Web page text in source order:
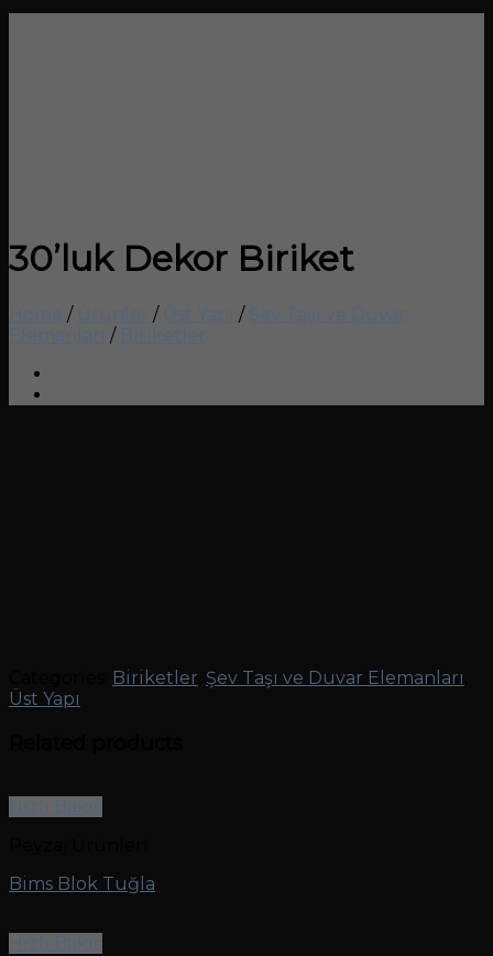
30’luk Dekor Biriket
Home / Ürünler / Üst Yapı / Şev Taşı ve Duvar
Elemanları / Biriketler
Biriketler Şev Taşı ve Duvar Elemanları
Üst Yapı
Hızlı Bakış
Bims Blok Tuğla
Hızlı Bakış